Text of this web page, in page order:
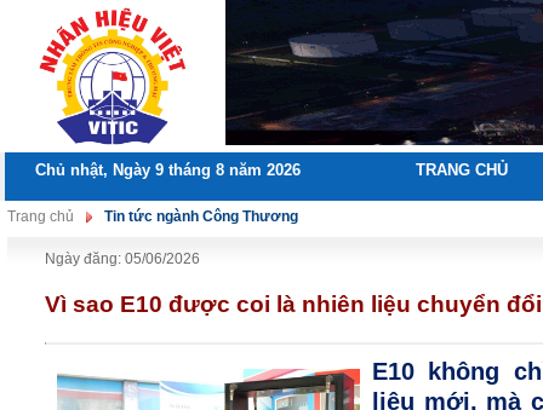
Chủ nhật, Ngày 9 tháng 8 năm 2026 TRANG CHỦ
Trang chủ Tin tức ngành Công Thương
Ngày đăng: 05/06/2026
Vì sao E10 được coi là nhiên liệu chuyển
E10 không
liệu mới, mà